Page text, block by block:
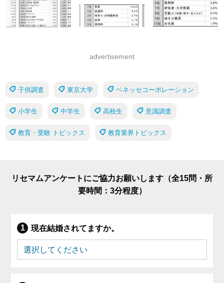
advertisement
子供調査 東京大学 ベネッセコーポレーション
小学生 中学生 高校生 意識調査
教育・受験 トピックス 教育業界トピックス
リセマムアンケートにご協力お願いします（全15問・所
要時間：3分程度）
現在結婚されてますか。